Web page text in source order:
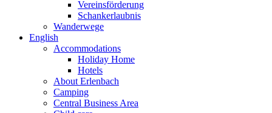
Vereinsförderung
Schankerlaubnis
Wanderwege
English
Accommodations
Holiday Home
Hotels
About Erlenbach
Camping
Central Business Area